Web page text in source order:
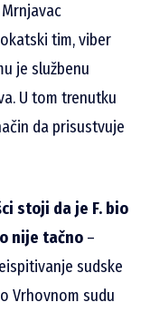
tim, viber
je službenu
U tom trenutku
da prisustvuje
stoji da je F. bio
nije tačno –
sudske
Vrhovnom sudu